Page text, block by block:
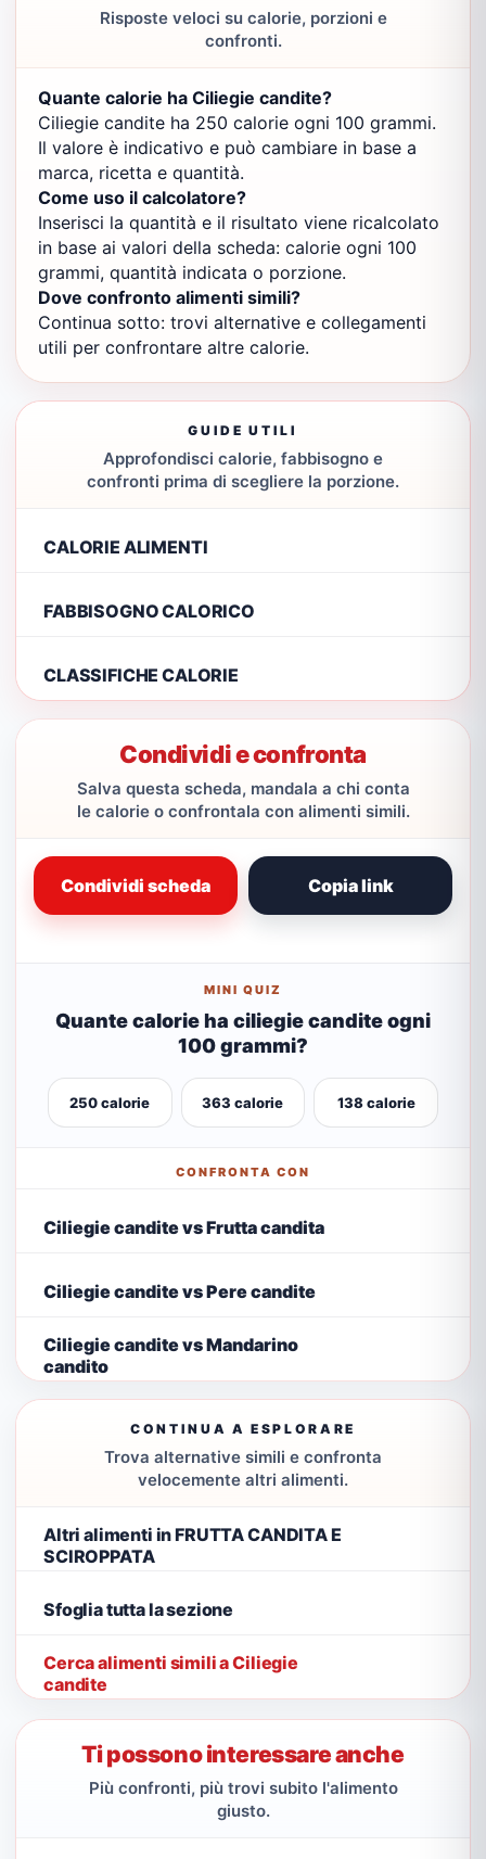
Risposte veloci su calorie, porzioni e
confronti.
Quante calorie ha Ciliegie candite?
Ciliegie candite ha 250 calorie ogni 100 grammi.
Il valore è indicativo e può cambiare in base a
marca, ricetta e quantità.
Come uso il calcolatore?
Inserisci la quantità e il risultato viene ricalcolato
in base ai valori della scheda: calorie ogni 100
grammi, quantità indicata o porzione.
Dove confronto alimenti simili?
Continua sotto: trovi alternative e collegamenti
utili per confrontare altre calorie.
GUIDE UTILI
Approfondisci calorie, fabbisogno e
confronti prima di scegliere la porzione.
CALORIE ALIMENTI
FABBISOGNO CALORICO
CLASSIFICHE CALORIE
Condividi e confronta
Salva questa scheda, mandala a chi conta
le calorie o confrontala con alimenti simili.
Condividi scheda Copia link
MINI QUIZ
Quante calorie ha ciliegie candite ogni
100 grammi?
250 calorie 363 calorie 138 calorie
CONFRONTA CON
Ciliegie candite vs Frutta candita
Ciliegie candite vs Pere candite
Ciliegie candite vs Mandarino
candito
CONTINUA A ESPLORARE
Trova alternative simili e confronta
velocemente altri alimenti.
Altri alimenti in FRUTTA CANDITA E
SCIROPPATA
Sfoglia tutta la sezione
Cerca alimenti simili a Ciliegie
candite
Ti possono interessare anche
Più confronti, più trovi subito l'alimento
giusto.